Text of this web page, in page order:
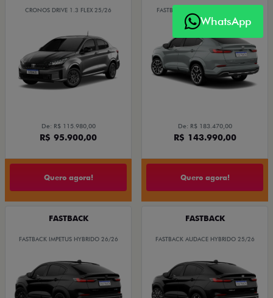
CRONOS DRIVE 1.3 FLEX 25/26
De: R$ 115.980,00
R$ 95.900,00
Quero agora!
FASTBACK LIMITED EDITION 25/26
De: R$ 183.470,00
R$ 143.990,00
Quero agora!
FASTBACK
FASTBACK IMPETUS HYBRIDO 26/26
FASTBACK
FASTBACK AUDACE HYBRIDO 25/26
WhatsApp